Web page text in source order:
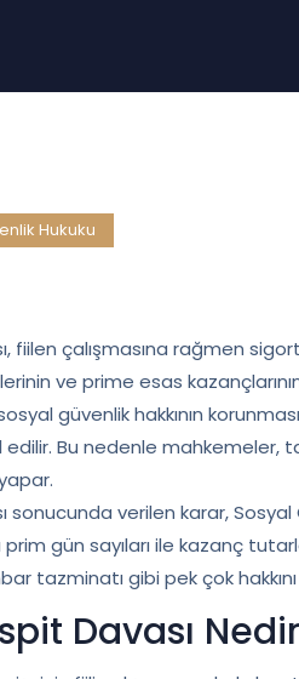
Hukuku
fiilen çalışmasına rağmen
ve prime esas
güvenlik hakkının
edilir. Bu nedenle
verilen karar, Sosyal
gün sayıları ile kazanç
tazminatı gibi pek çok
Davası